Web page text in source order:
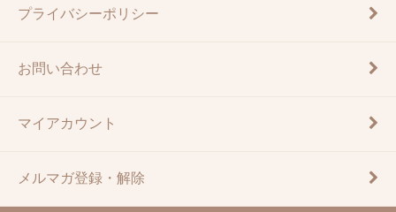
プライバシーポリシー
お問い合わせ
マイアカウント
メルマガ登録・解除